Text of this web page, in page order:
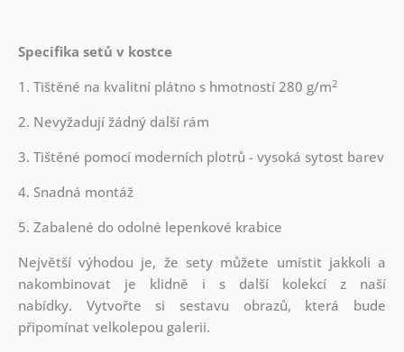
Specifika setů v kostce
1. Tištěné na kvalitní plátno s hmotností 280 g/m2
2. Nevyžadují žádný další rám
3. Tištěné pomocí moderních plotrů - vysoká sytost barev
4. Snadná montáž
5. Zabalené do odolné lepenkové krabice
Největší výhodou je, že sety můžete umístit jakkoli a
nakombinovat je klidně i s další kolekcí z naší
nabídky. Vytvořte si sestavu obrazů, která bude
připomínat velkolepou galerii.